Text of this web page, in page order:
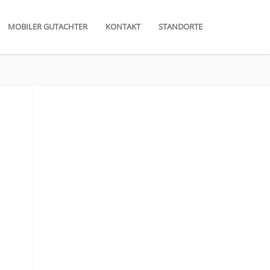
MOBILER GUTACHTER KONTAKT STANDORTE